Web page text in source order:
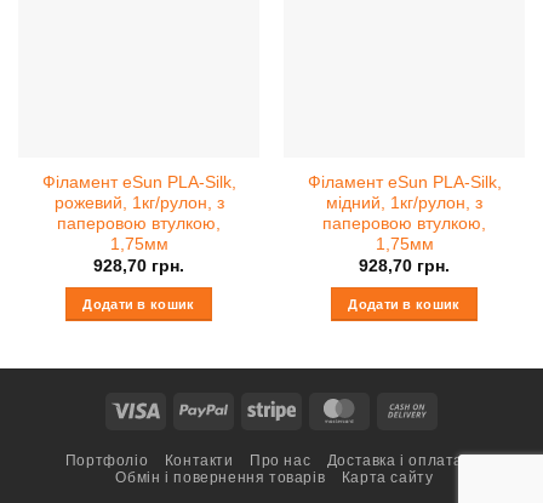
Філамент eSun PLA-Silk,
рожевий, 1кг/рулон, з
паперовою втулкою,
1,75мм
928,70 грн.
Додати в кошик
Філамент eSun PLA-Silk,
мідний, 1кг/рулон, з
паперовою втулкою,
1,75мм
928,70 грн.
Додати в кошик
Visa PayPal Stripe MasterCard
Delivery
Портфоліо Контакти Про нас
Доставка і оплата
Обмін і повернення товарів
Карта сайту